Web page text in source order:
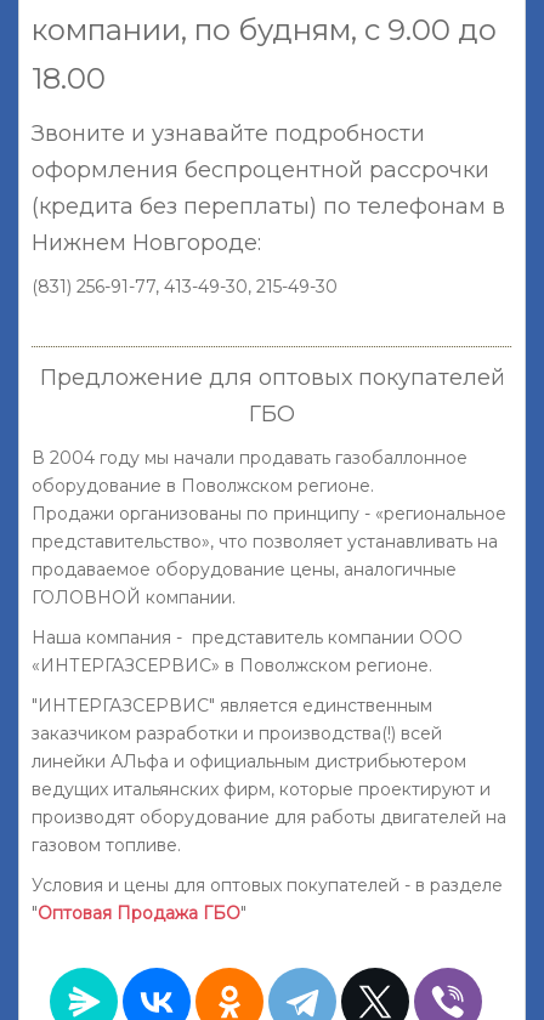
компании, по будням, с 9.00 до
18.00
Звоните и узнавайте подробности
оформления беспроцентной рассрочки
(кредита без переплаты) по телефонам в
Нижнем Новгороде:
(831) 256-91-77, 413-49-30, 215-49-30
Предложение для оптовых покупателей
ГБО
В 2004 году мы начали продавать газобаллонное
оборудование в Поволжском регионе.
Продажи организованы по принципу - «региональное
представительство», что позволяет устанавливать на
продаваемое оборудование цены, аналогичные
ГОЛОВНОЙ компании.
Наша компания - представитель компании ООО
«ИНТЕРГАЗСЕРВИС» в Поволжском регионе.
"ИНТЕРГАЗСЕРВИС" является единственным
заказчиком разработки и производства(!) всей
линейки АЛьфа и официальным дистрибьютером
ведущих итальянских фирм, которые проектируют и
производят оборудование для работы двигателей на
газовом топливе.
Условия и цены для оптовых покупателей - в разделе
"Оптовая Продажа ГБО"